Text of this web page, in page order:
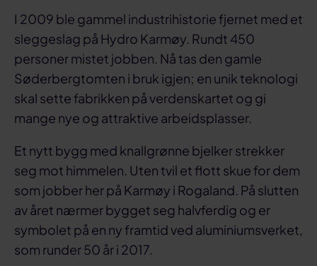
I 2009 ble gammel industrihistorie fjernet med et
sleggeslag på Hydro Karmøy. Rundt 450
personer mistet jobben. Nå tas den gamle
Søderbergtomten i bruk igjen; en unik teknologi
skal sette fabrikken på verdenskartet og gi
mange nye og attraktive arbeidsplasser.
Et nytt bygg med knallgrønne bjelker strekker
seg mot himmelen. Uten tvil et flott skue for dem
som jobber her på Karmøy i Rogaland. På slutten
av året nærmer bygget seg halvferdig og er
symbolet på en ny framtid ved aluminiumsverket,
som runder 50 år i 2017.